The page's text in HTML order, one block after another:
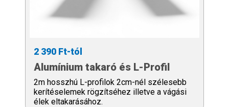
2 390 Ft-tól
Alumínium takaró és L-Profil
2m hosszhú L-profilok 2cm-nél szélesebb
kerítéselemek rögzítséhez illetve a vágási
élek eltakarásához.